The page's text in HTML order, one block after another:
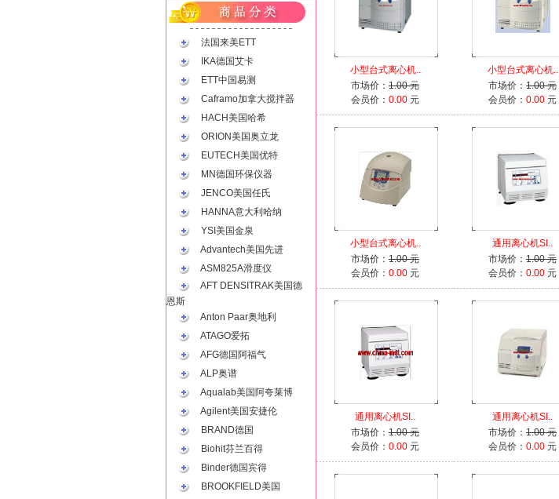
法国来美ETT
IKA德国艾卡
ETT中国易测
Caframo加拿大搅拌器
HACH美国哈希
ORION美国奥立龙
EUTECH美国优特
MN德国环保仪器
JENCO美国任氏
HANNA意大利哈纳
YSI美国金泉
Advantech美国先进
ASM825A滑度仪
AFT DENSITRAK美国德
恩斯
Anton Paar奥地利
ATAGO爱拓
AFG德国阿福气
ALP奥谱
Aqualab美国阿夸莱博
Agilent美国安捷伦
BRAND德国
Biohit芬兰百得
Binder德国宾得
BROOKFIELD美国
小型台式离心机..
市场价： 1.00 元
会员价： 0.00 元
小型台式离心机..
市场价： 1.00 元
会员价： 0.00 元
小型台式离心机..
市场价： 1.00 元
会员价： 0.00 元
通用离心机SI..
市场价： 1.00 元
会员价： 0.00 元
通用离心机SI..
市场价： 1.00 元
会员价： 0.00 元
通用离心机SI..
市场价： 1.00 元
会员价： 0.00 元